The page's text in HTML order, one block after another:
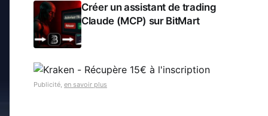
Créer un assistant de trading
Claude (MCP) sur BitMart
Publicité, en savoir plus